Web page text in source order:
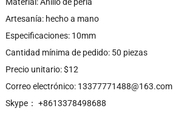
Artesanía: hecho a mano
Especificaciones: 10mm
Cantidad mínima de pedido: 50 piezas
Precio unitario: $12
Correo electrónico: 13377771488@163.com
Skype： +8613378498688